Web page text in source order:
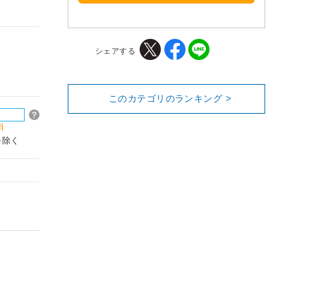
く
シェアする
このカテゴリのランキング >